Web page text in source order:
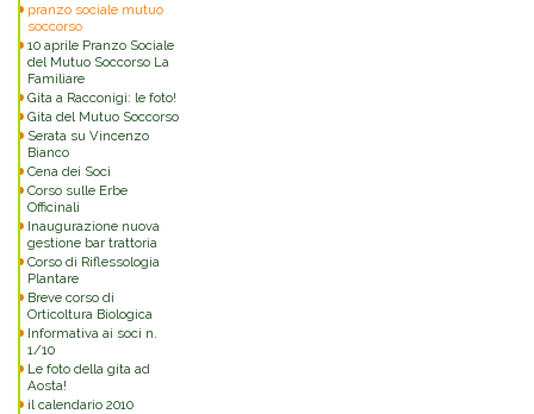
pranzo sociale mutuo
soccorso
10 aprile Pranzo Sociale
del Mutuo Soccorso La
Familiare
Gita a Racconigi: le foto!
Gita del Mutuo Soccorso
Serata su Vincenzo
Bianco
Cena dei Soci
Corso sulle Erbe
Officinali
Inaugurazione nuova
gestione bar trattoria
Corso di Riflessologia
Plantare
Breve corso di
Orticoltura Biologica
Informativa ai soci n.
1/10
Le foto della gita ad
Aosta!
il calendario 2010